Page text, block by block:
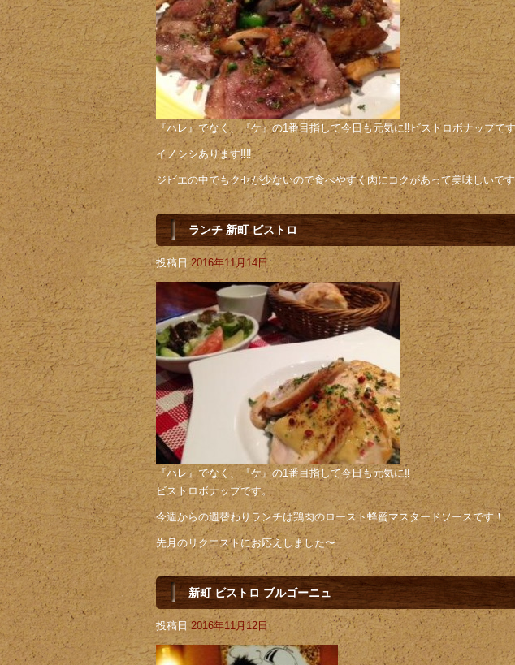
『ハレ』でなく、『ケ』の1番目指して今日も元気に‼️ビストロボナップで
イノシシあります‼️‼️
ジビエの中でもクセが少ないので食べやすく肉にコクがあって美味しいです
ランチ 新町 ビストロ
投稿日 2016年11月14日
『ハレ』でなく、『ケ』の1番目指して今日も元気に‼️
ビストロボナップです。
今週からの週替わりランチは鶏肉のロースト蜂蜜マスタードソースです！
先月のリクエストにお応えしました〜
新町 ビストロ ブルゴーニュ
投稿日 2016年11月12日